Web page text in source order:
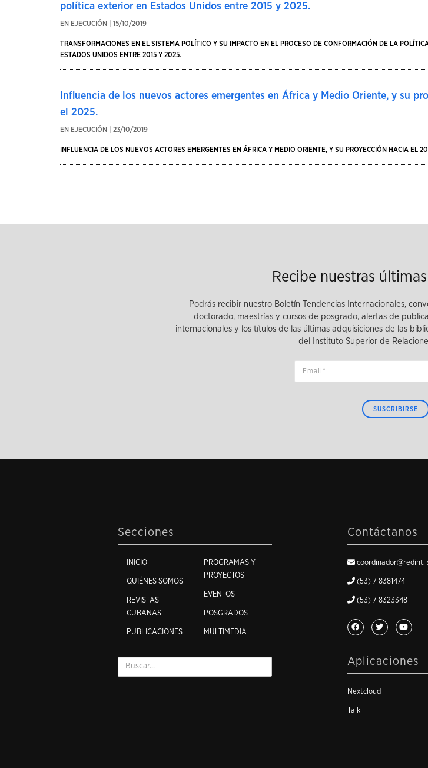
política exterior en Estados Unidos entre 2015 y 2025.
EN EJECUCIÓN | 15/10/2019
TRANSFORMACIONES EN EL SISTEMA POLÍTICO Y SU IMPACTO EN EL PROCESO DE CONFORMACIÓN DE LA
ESTADOS UNIDOS ENTRE 2015 Y 2025.
Influencia de los nuevos actores emergentes en África y Medio Oriente, y su
el 2025.
EN EJECUCIÓN | 23/10/2019
INFLUENCIA DE LOS NUEVOS ACTORES EMERGENTES EN ÁFRICA Y MEDIO ORIENTE, Y SU PROYECCIÓN HACIA EL
Recibe nuestras
Podrás recibir nuestro Boletín Tendencias Internacionales,
doctorado, maestrías y cursos de posgrado, alertas de
internacionales y los títulos de las últimas adquisiciones de las
del Instituto Superior de
SUSCRIBIRSE
Secciones
INICIO
QUIÉNES SOMOS
REVISTAS
CUBANAS
PUBLICACIONES
PROGRAMAS Y
PROYECTOS
EVENTOS
POSGRADOS
MULTIMEDIA
Contáctanos
(53) 7 8381474
(53) 7 8323348
Aplicaciones
Nextcloud
Talk